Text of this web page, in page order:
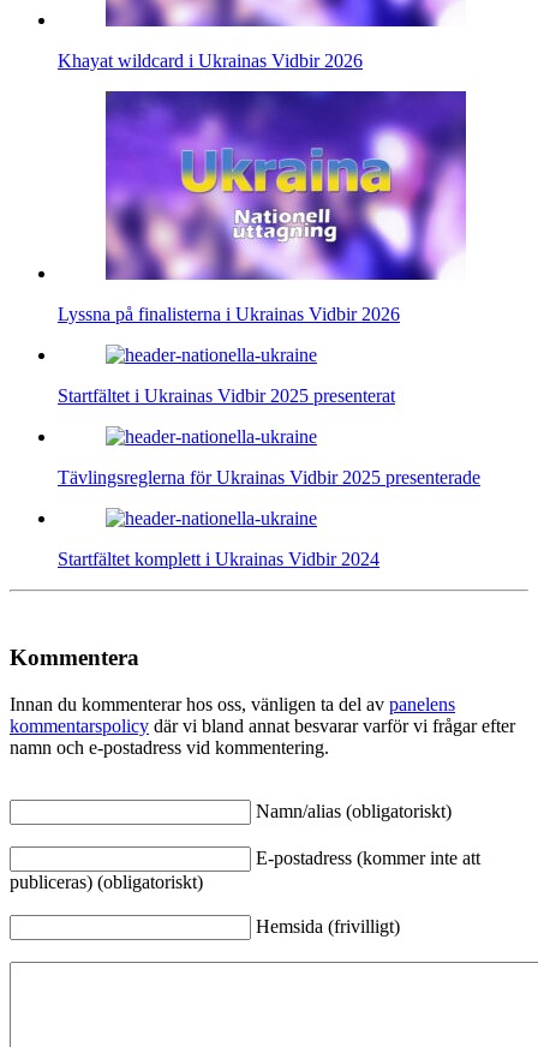
Khayat wildcard i Ukrainas Vidbir 2026
Lyssna på finalisterna i Ukrainas Vidbir 2026
Startfältet i Ukrainas Vidbir 2025 presenterat
Tävlingsreglerna för Ukrainas Vidbir 2025 presenterade
Startfältet komplett i Ukrainas Vidbir 2024
Kommentera
Innan du kommenterar hos oss, vänligen ta del av panelens
kommentarspolicy där vi bland annat besvarar varför vi frågar efter
namn och e-postadress vid kommentering.
Namn/alias (obligatoriskt)
E-postadress (kommer inte att
publiceras) (obligatoriskt)
Hemsida (frivilligt)